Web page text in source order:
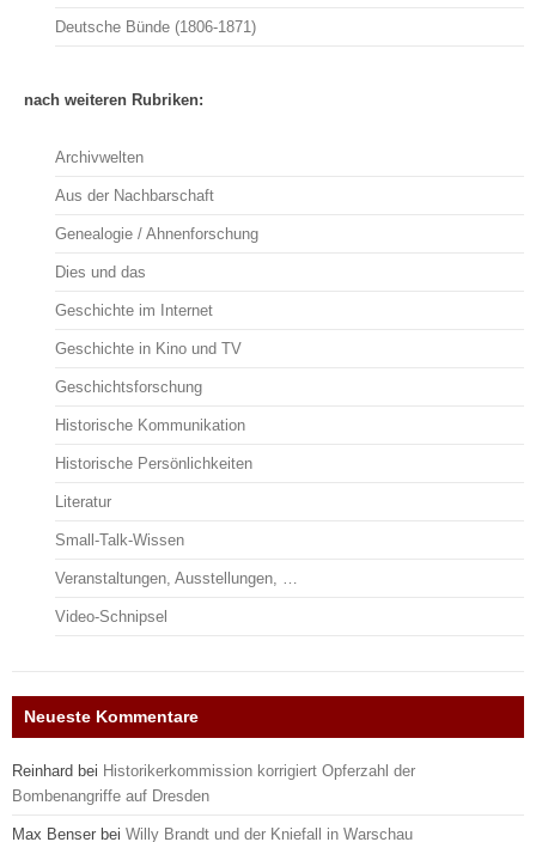
Deutsche Bünde (1806-1871)
nach weiteren Rubriken:
Archivwelten
Aus der Nachbarschaft
Genealogie / Ahnenforschung
Dies und das
Geschichte im Internet
Geschichte in Kino und TV
Geschichtsforschung
Historische Kommunikation
Historische Persönlichkeiten
Literatur
Small-Talk-Wissen
Veranstaltungen, Ausstellungen, …
Video-Schnipsel
Neueste Kommentare
Reinhard bei Historikerkommission korrigiert Opferzahl der
Bombenangriffe auf Dresden
Max Benser bei Willy Brandt und der Kniefall in Warschau